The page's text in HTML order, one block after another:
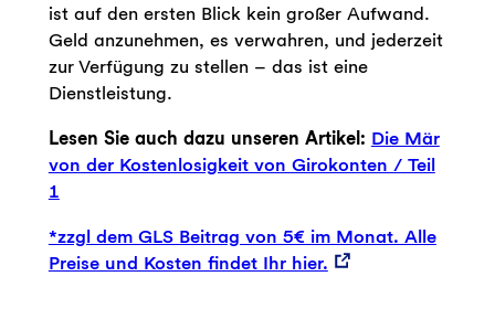
ist auf den ersten Blick kein großer Aufwand.
Geld anzunehmen, es verwahren, und jederzeit
zur Verfügung zu stellen – das ist eine
Dienstleistung.
Lesen Sie auch dazu unseren Artikel: Die Mär
von der Kostenlosigkeit von Girokonten / Teil
1
*zzgl dem GLS Beitrag von 5€ im Monat. Alle
Preise und Kosten findet Ihr hier.